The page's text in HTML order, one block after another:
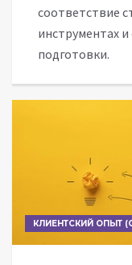
соответствие
инструментах и
подготовки.
КЛИЕНТСКИЙ ОПЫТ